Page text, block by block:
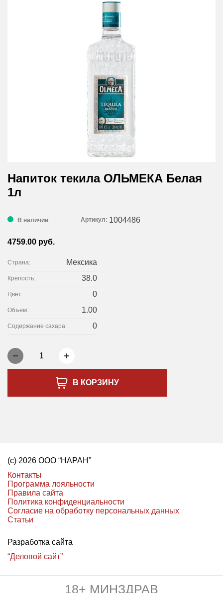
Напиток текила ОЛЬМЕКА Белая
1л
В наличии Артикул: 1004486
4759.00 руб.
Страна: Мексика
Крепость: 38.0
Цвет: 0
Объем: 1.00
Содержание сахара: 0
1
В КОРЗИНУ
(с) 2026 ООО “НАРАН”
Контакты
Программа лояльности
Правила сайта
Политика конфиденциальности
Согласие на обработку персональных данных
Статьи
Разработка сайта
“Деловой сайт”
18+ МИНЗДРАВ